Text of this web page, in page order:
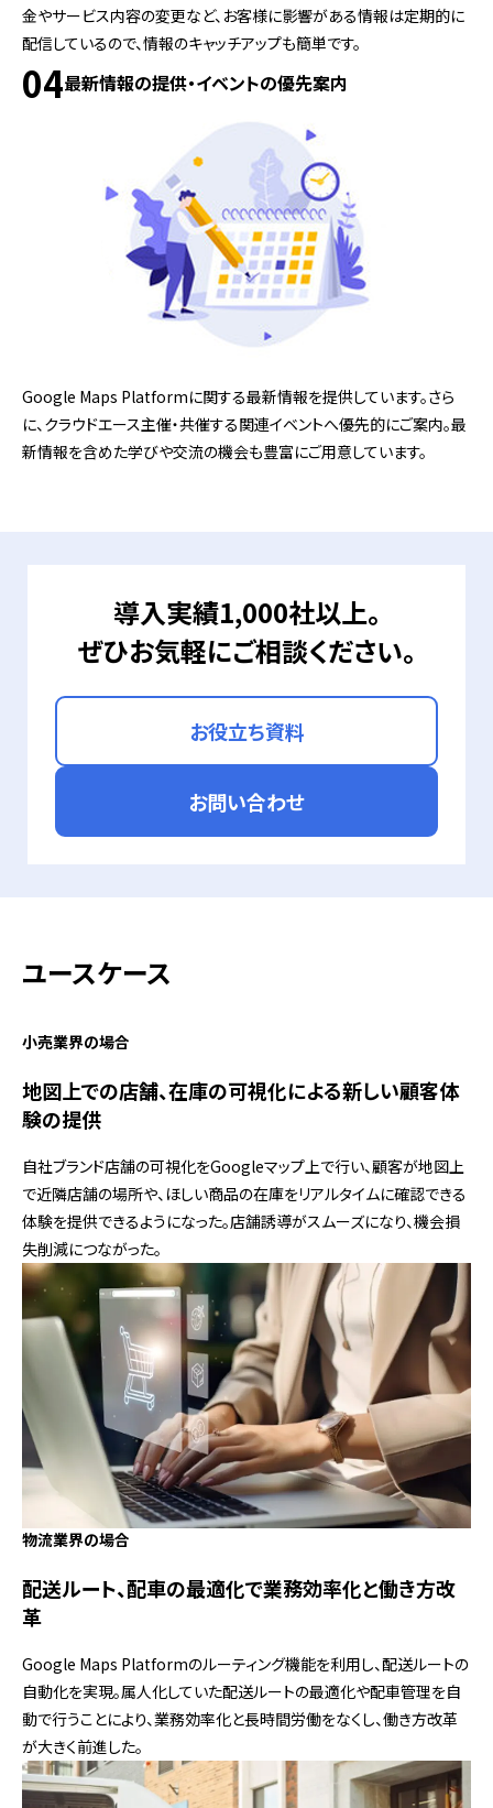
金やサービス内容の変更など、お客様に影響がある情報は定期的に
配信しているので、情報のキャッチアップも簡単です。
04最新情報の提供・イベントの優先案内
Google Maps Platformに関する最新情報を提供しています。さら
に、クラウドエース主催・共催する関連イベントへ優先的にご案内。最
新情報を含めた学びや交流の機会も豊富にご用意しています。
導入実績1,000社以上。
ぜひお気軽にご相談ください。
お役立ち資料
お問い合わせ
ユースケース
小売業界の場合
地図上での店舗、在庫の可視化による新しい顧客体
験の提供
自社ブランド店舗の可視化をGoogleマップ上で行い、顧客が地図上
で近隣店舗の場所や、ほしい商品の在庫をリアルタイムに確認できる
体験を提供できるようになった。店舗誘導がスムーズになり、機会損
失削減につながった。
物流業界の場合
配送ルート、配車の最適化で業務効率化と働き方改
革
Google Maps Platformのルーティング機能を利用し、配送ルートの
自動化を実現。属人化していた配送ルートの最適化や配車管理を自
動で行うことにより、業務効率化と長時間労働をなくし、働き方改革
が大きく前進した。